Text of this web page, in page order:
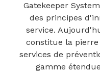
Gatekeeper
des principes
service.
constitue la
services de
gamme